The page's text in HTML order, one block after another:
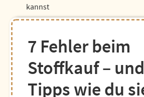
kannst
7 Fehler beim
Stoffkauf –
Tipps wie du